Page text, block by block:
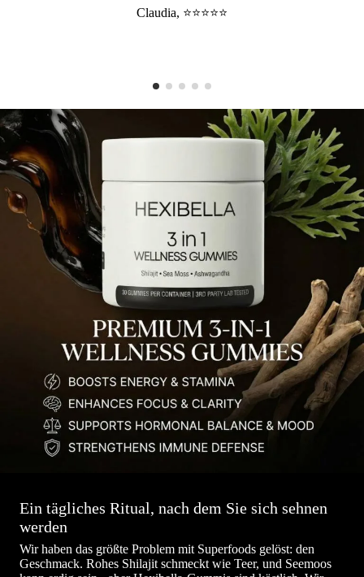
Claudia, ⭐⭐⭐⭐⭐
Ein tägliches Ritual, nach dem Sie sich sehnen
werden
Wir haben das größte Problem mit Superfoods gelöst: den
Geschmack. Rohes Shilajit schmeckt wie Teer, und Seemoos